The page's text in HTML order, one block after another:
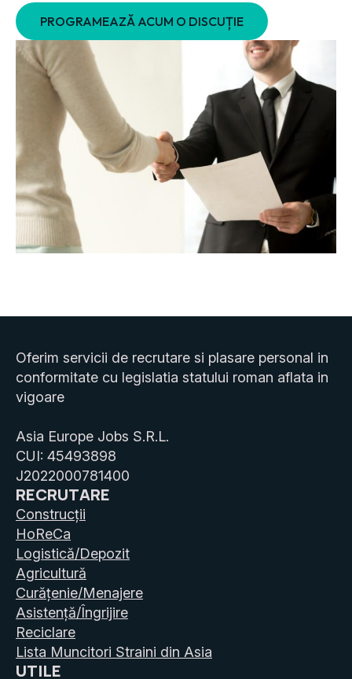
conformitate cu legislatia statului roman aflata in
vigoare
CUI: 45493898
J2022000781400
RECRUTARE
Construcții
HoReCa
Logistică/Depozit
Agricultură
Curățenie/Menajere
Asistență/Îngrijire
Reciclare
Lista Muncitori Straini din Asia
UTILE
Acest site web folosește cookie-uri pentru a îmbunătăți
experiența utilizatorului. Prin utilizarea site-ului nostru web,
sunteți de acord cu toate cookie-urile în conformitate cu